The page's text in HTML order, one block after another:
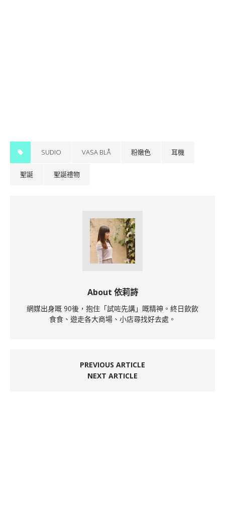
SUDIO VASA BLÅ 粉嫩色 耳機
聖誕 聖誕禮物
About 依莉詩
網媒出身嘅 90後，抱住「試咗先講」嘅精神。終日飲飲
食食、遊走各大商場、小店尋找好去處。
PREVIOUS ARTICLE
NEXT ARTICLE